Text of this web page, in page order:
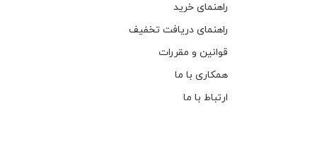
راهنمای خرید
راهنمای دریافت تخفیف
قوانین و مقررات
همکاری با ما
ارتباط با ما